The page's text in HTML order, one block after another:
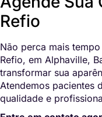
Refio
Não perca mais
Refio, em Alphaville,
transformar sua
Atendemos pacientes
qualidade e